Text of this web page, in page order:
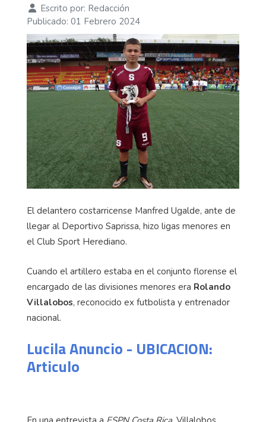
Escrito por: Redacción
Publicado: 01 Febrero 2024
El delantero costarricense Manfred Ugalde, ante de
llegar al Deportivo Saprissa, hizo ligas menores en
el Club Sport Herediano.
Cuando el artillero estaba en el conjunto florense el
encargado de las divisiones menores era Rolando
Villalobos, reconocido ex futbolista y entrenador
nacional.
Lucila Anuncio - UBICACION:
Articulo